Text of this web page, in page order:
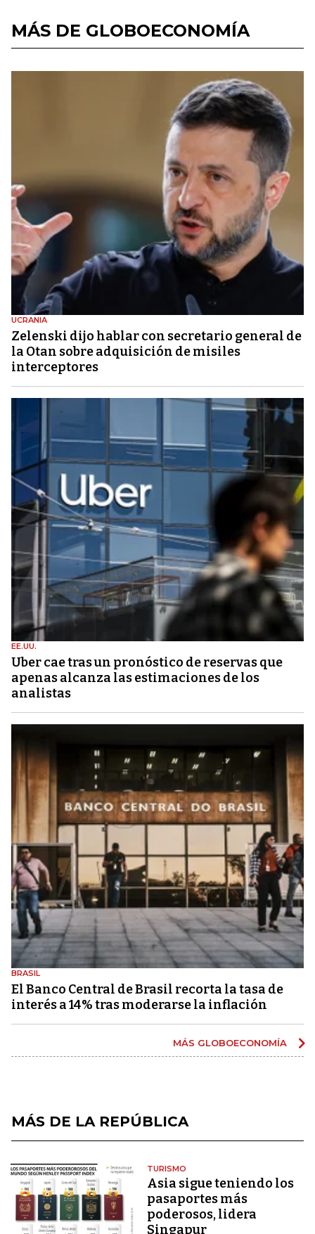
MÁS DE GLOBOECONOMÍA
UCRANIA
Zelenski dijo hablar con secretario general de
la Otan sobre adquisición de misiles
interceptores
EE.UU.
Uber cae tras un pronóstico de reservas que
apenas alcanza las estimaciones de los
analistas
BRASIL
El Banco Central de Brasil recorta la tasa de
interés a 14% tras moderarse la inflación
MÁS GLOBOECONOMÍA
MÁS DE LA REPÚBLICA
TURISMO
Asia sigue teniendo los
pasaportes más
poderosos, lidera
Singapur